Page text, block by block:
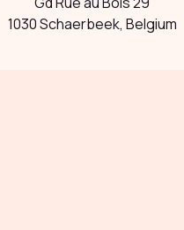
1030 Schaerbeek, Belgium